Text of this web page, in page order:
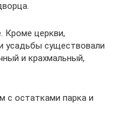
Кроме церкви,
усадьбы существовали
и крахмальный,
с остатками парка и